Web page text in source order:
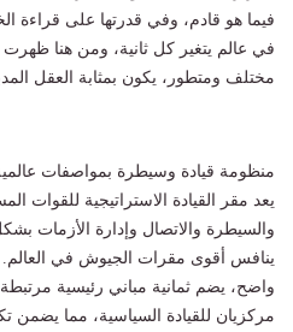
فيما هو قادم، وفي قدرتها على قراءة
في عالم يتغير كل ثانية، ومن هنا ظهرت
مختلف ومتطور، يكون بمثابة العقل
منظومة قيادة وسيطرة بمواصفات
يعد مقر القيادة الاستراتيجية للقوات
والسيطرة والاتصال وإدارة الأزمات
ينافس أقوى مقرات الجيوش في العالم.
واضح، يضم ثمانية مباني رئيسية
مركزيان للقيادة السياسية، مما يضمن